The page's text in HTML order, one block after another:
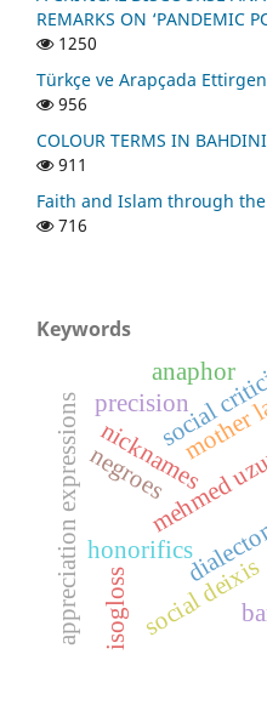
REMARKS ON ‘PANDEMIC
1250
Türkçe ve Arapçada Ettirgen
956
COLOUR TERMS IN
911
Faith and Islam through
716
Keywords
mehmed
nicknames
honorifics
appreciation expressions social deixis
social
precision
isogloss
negroes
anaphor